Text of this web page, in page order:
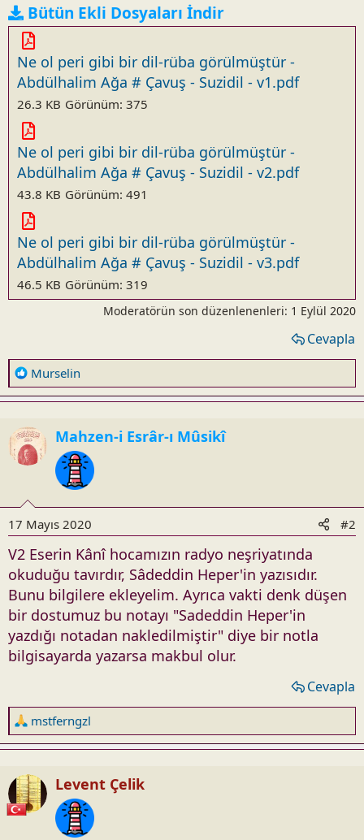
Bütün Ekli Dosyaları İndir
Ne ol peri gibi bir dil-rüba görülmüştür -
Abdülhalim Ağa # Çavuş - Suzidil - v1.pdf
26.3 KB Görünüm: 375
Ne ol peri gibi bir dil-rüba görülmüştür -
Abdülhalim Ağa # Çavuş - Suzidil - v2.pdf
43.8 KB Görünüm: 491
Ne ol peri gibi bir dil-rüba görülmüştür -
Abdülhalim Ağa # Çavuş - Suzidil - v3.pdf
46.5 KB Görünüm: 319
Moderatörün son düzenlenenleri: 1 Eylül 2020
Cevapla
R
e
a
c
t
s
:
Murselin
Mahzen-i Esrâr-ı Mûsikî
17 Mayıs 2020 #2
V2 Eserin Kânî hocamızın radyo neşriyatında
okuduğu tavırdır, Sâdeddin Heper'in yazısıdır.
Bunu bilgilere ekleyelim. Ayrıca vakti denk düşen
bir dostumuz bu notayı "Sadeddin Heper'in
yazdığı notadan nakledilmiştir" diye bir notla
bilgisayarda yazarsa makbul olur.
Cevapla
R
e
a
c
t
i
mstferngzl
Levent Çelik